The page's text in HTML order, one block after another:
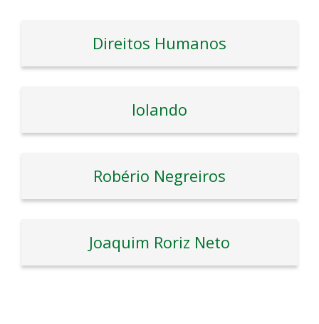
Direitos Humanos
Iolando
Robério Negreiros
Joaquim Roriz Neto